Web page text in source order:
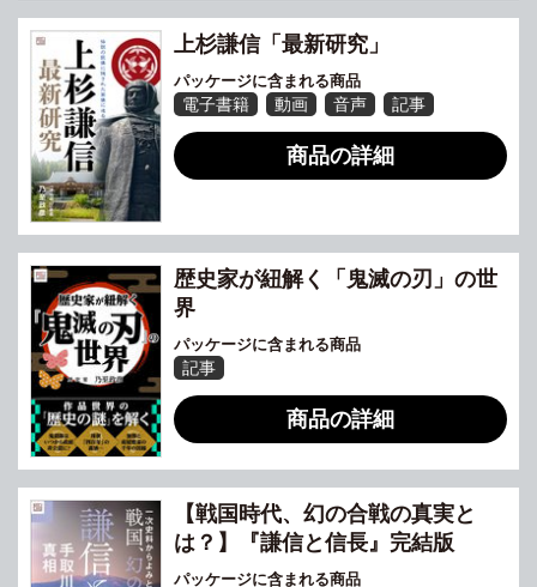
上杉謙信「最新研究」
パッケージに含まれる商品
電子書籍 動画 音声 記事
商品の詳細
歴史家が紐解く「鬼滅の刃」の世
界
パッケージに含まれる商品
記事
商品の詳細
【戦国時代、幻の合戦の真実と
は？】『謙信と信長』完結版
パッケージに含まれる商品